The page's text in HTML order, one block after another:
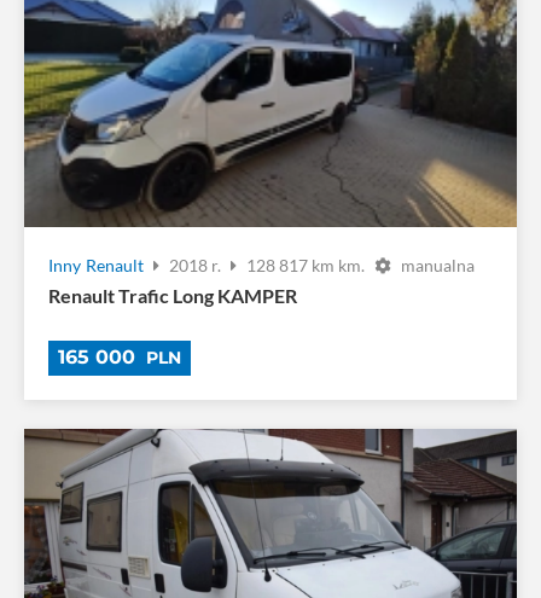
Inny Renault 2018 r. 128 817 km km. manualna
Renault Trafic Long KAMPER
165 000 PLN